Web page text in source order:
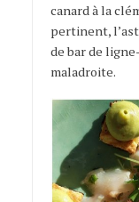
canard à la
pertinent,
de bar de
maladroite.